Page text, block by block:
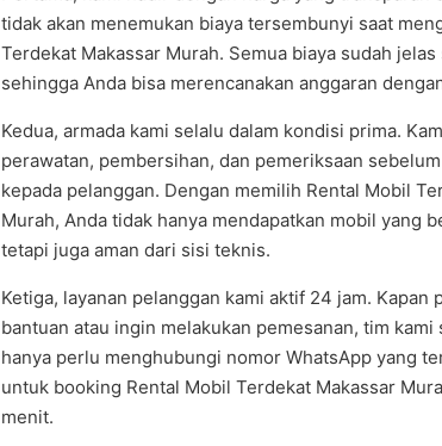
tidak akan menemukan biaya tersembunyi saat
Terdekat Makassar Murah. Semua biaya sudah
sehingga Anda bisa merencanakan anggaran
Kedua, armada kami selalu dalam kondisi prima.
perawatan, pembersihan, dan pemeriksaan
kepada pelanggan. Dengan memilih Rental Mobil
Murah, Anda tidak hanya mendapatkan mobil yang
tetapi juga aman dari sisi teknis.
Ketiga, layanan pelanggan kami aktif 24 jam. Kapan
bantuan atau ingin melakukan pemesanan, tim kami
hanya perlu menghubungi nomor WhatsApp yang
untuk booking Rental Mobil Terdekat Makassar
menit.